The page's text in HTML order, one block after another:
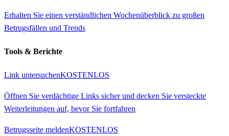
Erhalten Sie einen verständlichen Wochenüberblick zu großen
Betrugsfällen und Trends
Tools & Berichte
Link untersuchenKOSTENLOS
Öffnen Sie verdächtige Links sicher und decken Sie versteckte
Weiterleitungen auf, bevor Sie fortfahren
Betrugsseite meldenKOSTENLOS